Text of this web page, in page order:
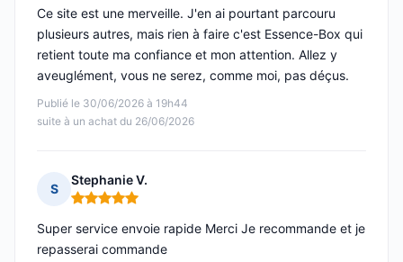
Publié le 30/06/2026 à 19h44
suite à un achat du 26/06/2026
Ce site est une merveille. J'en ai pourtant parcouru
plusieurs autres, mais rien à faire c'est Essence-Box qui
retient toute ma confiance et mon attention. Allez y
aveuglément, vous ne serez, comme moi, pas déçus.
S
Stephanie V.
Note : 5 sur 5
Super service envoie rapide Merci Je recommande et je
repasserai commande